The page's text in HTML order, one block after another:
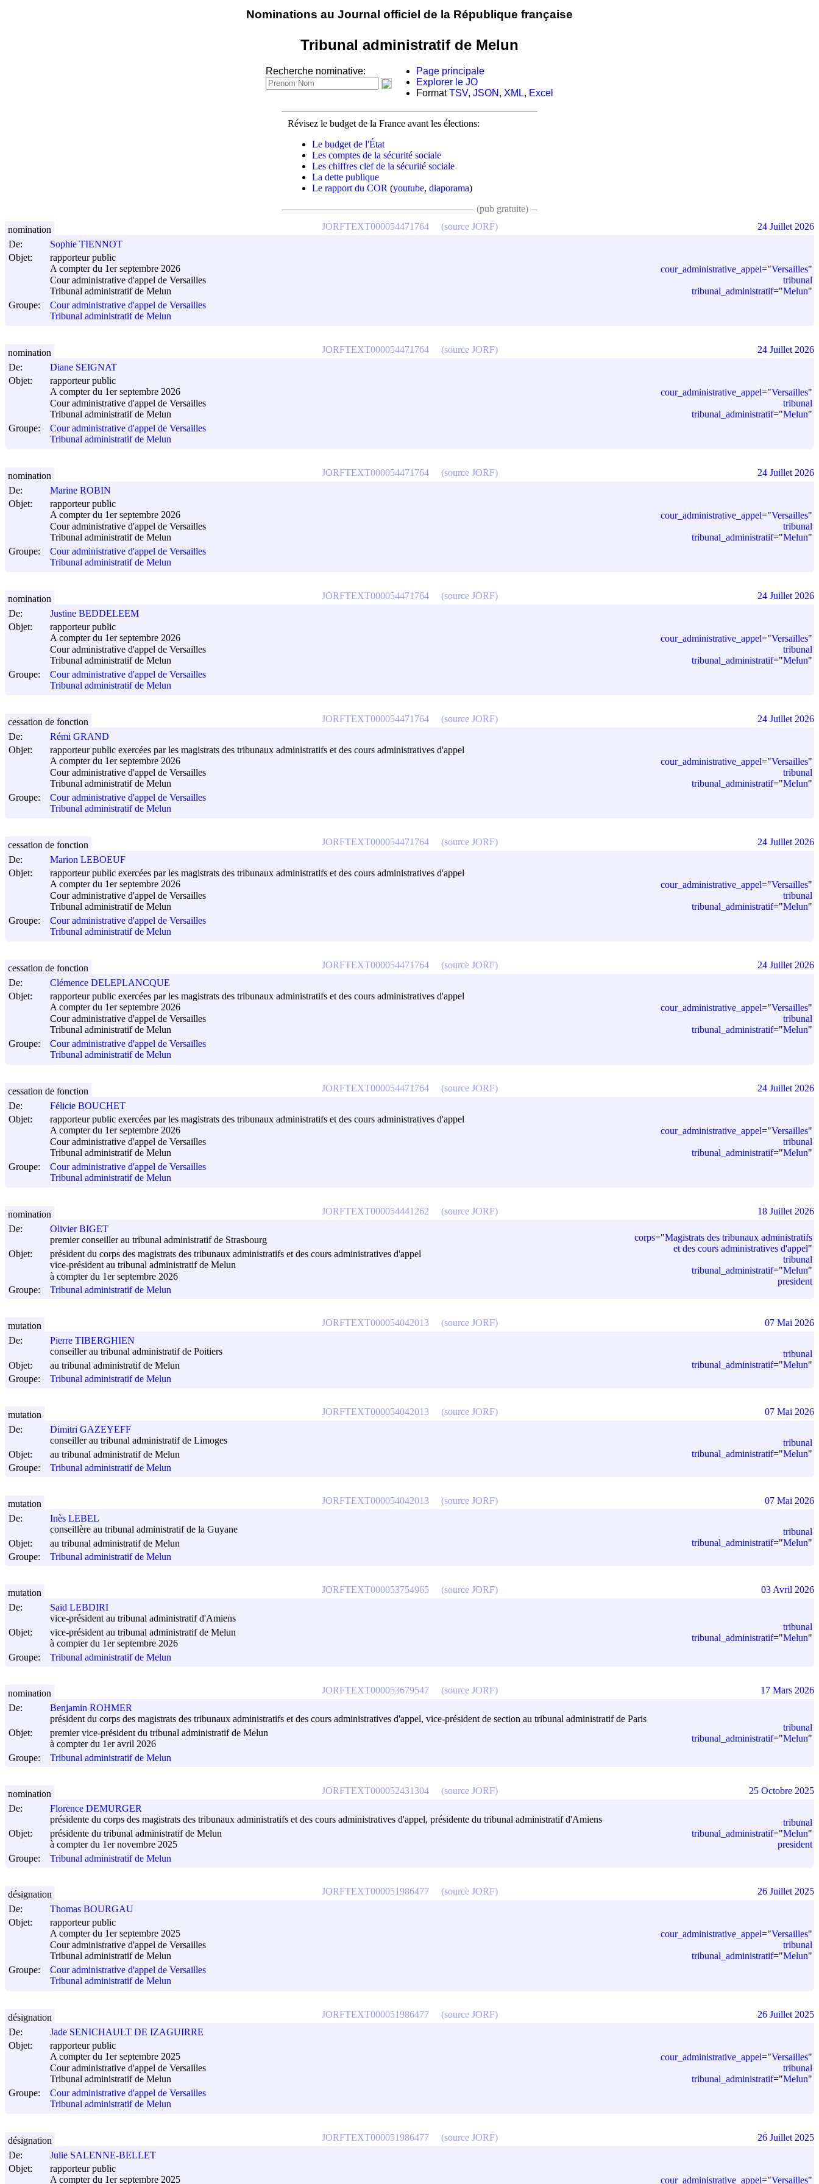
Nominations au Journal officiel de la République française
Tribunal administratif de Melun
Recherche nominative:
Page principale
Explorer le JO
FormatTSV, JSON , XML, Excel
Révisez le budget de la France avant les élections:
Le budget de l'État
Les comptes de la sécurité sociale
Les chiffres clef de la sécurité sociale
La dette publique
Le rapport du COR (youtube, diaporama)
(pub gratuite)
De:
Sophie TIENNOT
Objet:
rapporteur public
A compter du 1er septembre 2026
Cour administrative d'appel de Versailles
Tribunal administratif de Melun
Groupe:
Cour administrative d'appel de Versailles
Tribunal administratif de Melun
cour_administrative_appel="Versailles"
tribunal
tribunal_administratif="Melun"
JORFTEXT000054471764 (source JORF)
nomination 24 Juillet 2026
De:
Diane SEIGNAT
Objet:
rapporteur public
A compter du 1er septembre 2026
Cour administrative d'appel de Versailles
Tribunal administratif de Melun
Groupe:
Cour administrative d'appel de Versailles
Tribunal administratif de Melun
cour_administrative_appel="Versailles"
tribunal
tribunal_administratif="Melun"
JORFTEXT000054471764 (source JORF)
nomination 24 Juillet 2026
De:
Marine ROBIN
Objet:
rapporteur public
A compter du 1er septembre 2026
Cour administrative d'appel de Versailles
Tribunal administratif de Melun
Groupe:
Cour administrative d'appel de Versailles
Tribunal administratif de Melun
cour_administrative_appel="Versailles"
tribunal
tribunal_administratif="Melun"
JORFTEXT000054471764 (source JORF)
nomination 24 Juillet 2026
De:
Justine BEDDELEEM
Objet:
rapporteur public
A compter du 1er septembre 2026
Cour administrative d'appel de Versailles
Tribunal administratif de Melun
Groupe:
Cour administrative d'appel de Versailles
Tribunal administratif de Melun
cour_administrative_appel="Versailles"
tribunal
tribunal_administratif="Melun"
JORFTEXT000054471764 (source JORF)
nomination 24 Juillet 2026
De:
Rémi GRAND
Objet:
rapporteur public exercées par les magistrats des tribunaux administratifs et des cours administratives d'appel
A compter du 1er septembre 2026
Cour administrative d'appel de Versailles
Tribunal administratif de Melun
Groupe:
Cour administrative d'appel de Versailles
Tribunal administratif de Melun
cour_administrative_appel="Versailles"
tribunal
tribunal_administratif="Melun"
JORFTEXT000054471764 (source JORF)
cessation de fonction 24 Juillet 2026
De:
Marion LEBOEUF
Objet:
rapporteur public exercées par les magistrats des tribunaux administratifs et des cours administratives d'appel
A compter du 1er septembre 2026
Cour administrative d'appel de Versailles
Tribunal administratif de Melun
Groupe:
Cour administrative d'appel de Versailles
Tribunal administratif de Melun
cour_administrative_appel="Versailles"
tribunal
tribunal_administratif="Melun"
JORFTEXT000054471764 (source JORF)
cessation de fonction 24 Juillet 2026
De:
Clémence DELEPLANCQUE
Objet:
rapporteur public exercées par les magistrats des tribunaux administratifs et des cours administratives d'appel
A compter du 1er septembre 2026
Cour administrative d'appel de Versailles
Tribunal administratif de Melun
Groupe:
Cour administrative d'appel de Versailles
Tribunal administratif de Melun
cour_administrative_appel="Versailles"
tribunal
tribunal_administratif="Melun"
JORFTEXT000054471764 (source JORF)
cessation de fonction 24 Juillet 2026
De:
Félicie BOUCHET
Objet:
rapporteur public exercées par les magistrats des tribunaux administratifs et des cours administratives d'appel
A compter du 1er septembre 2026
Cour administrative d'appel de Versailles
Tribunal administratif de Melun
Groupe:
Cour administrative d'appel de Versailles
Tribunal administratif de Melun
cour_administrative_appel="Versailles"
tribunal
tribunal_administratif="Melun"
JORFTEXT000054471764 (source JORF)
cessation de fonction 24 Juillet 2026
De:
Olivier BIGET
premier conseiller au tribunal administratif de Strasbourg
Objet:
président du corps des magistrats des tribunaux administratifs et des cours administratives d'appel
vice-président au tribunal administratif de Melun
à compter du 1er septembre 2026
Groupe:
Tribunal administratif de Melun
corps="Magistrats des tribunaux administratifs
et des cours administratives d'appel"
tribunal
tribunal_administratif="Melun"
president
JORFTEXT000054441262 (source JORF)
nomination 18 Juillet 2026
De:
Pierre TIBERGHIEN
conseiller au tribunal administratif de Poitiers
Objet:
au tribunal administratif de Melun
Groupe:
Tribunal administratif de Melun
tribunal
tribunal_administratif="Melun"
JORFTEXT000054042013 (source JORF)
mutation 07 Mai 2026
De:
Dimitri GAZEYEFF
conseiller au tribunal administratif de Limoges
Objet:
au tribunal administratif de Melun
Groupe:
Tribunal administratif de Melun
tribunal
tribunal_administratif="Melun"
JORFTEXT000054042013 (source JORF)
mutation 07 Mai 2026
De:
Inès LEBEL
conseillère au tribunal administratif de la Guyane
Objet:
au tribunal administratif de Melun
Groupe:
Tribunal administratif de Melun
tribunal
tribunal_administratif="Melun"
JORFTEXT000054042013 (source JORF)
mutation 07 Mai 2026
De:
Saïd LEBDIRI
vice-président au tribunal administratif d'Amiens
Objet:
vice-président au tribunal administratif de Melun
à compter du 1er septembre 2026
Groupe:
Tribunal administratif de Melun
tribunal
tribunal_administratif="Melun"
JORFTEXT000053754965 (source JORF)
mutation 03 Avril 2026
De:
Benjamin ROHMER
président du corps des magistrats des tribunaux administratifs et des cours administratives d'appel, vice-président de section au tribunal administratif de Paris
Objet:
premier vice-président du tribunal administratif de Melun
à compter du 1er avril 2026
Groupe:
Tribunal administratif de Melun
tribunal
tribunal_administratif="Melun"
JORFTEXT000053679547 (source JORF)
nomination 17 Mars 2026
De:
Florence DEMURGER
présidente du corps des magistrats des tribunaux administratifs et des cours administratives d'appel, présidente du tribunal administratif d'Amiens
Objet:
présidente du tribunal administratif de Melun
à compter du 1er novembre 2025
Groupe:
Tribunal administratif de Melun
tribunal
tribunal_administratif="Melun"
president
JORFTEXT000052431304 (source JORF)
nomination 25 Octobre 2025
De:
Thomas BOURGAU
Objet:
rapporteur public
A compter du 1er septembre 2025
Cour administrative d'appel de Versailles
Tribunal administratif de Melun
Groupe:
Cour administrative d'appel de Versailles
Tribunal administratif de Melun
cour_administrative_appel="Versailles"
tribunal
tribunal_administratif="Melun"
JORFTEXT000051986477 (source JORF)
désignation 26 Juillet 2025
De:
Jade SENICHAULT DE IZAGUIRRE
Objet:
rapporteur public
A compter du 1er septembre 2025
Cour administrative d'appel de Versailles
Tribunal administratif de Melun
Groupe:
Cour administrative d'appel de Versailles
Tribunal administratif de Melun
cour_administrative_appel="Versailles"
tribunal
tribunal_administratif="Melun"
JORFTEXT000051986477 (source JORF)
désignation 26 Juillet 2025
De:
Julie SALENNE-BELLET
Objet:
rapporteur public
A compter du 1er septembre 2025
cour_administrative_appel="Versailles"
JORFTEXT000051986477 (source JORF)
désignation 26 Juillet 2025